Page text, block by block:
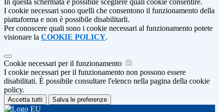
In questa schermata è possibile scegliere quali cookie consentire.
I cookie necessari sono quelli che consentono il funzionamento della
piattaforma e non è possibile disabilitarli.
Per conoscere quali sono i cookie necessari al funzionamento potete
visionare la COOKIE POLICY.
Cookie necessari per il funzionamento
I cookie necessari per il funzionamento non possono essere
disabilitati. È possibile consultare l'elenco nella pagina della cookie
policy.
Accetta tutti Salva le preferenze